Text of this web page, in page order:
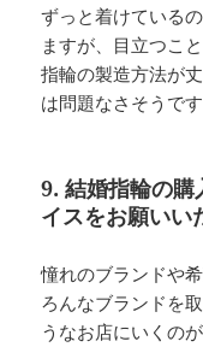
ずっと着けている
ますが、目立つこ
指輪の製造方法が
は問題なさそうです
9. 結婚指輪の
イスをお願いい
憧れのブランドや
ろんなブランドを
うなお店にいくの